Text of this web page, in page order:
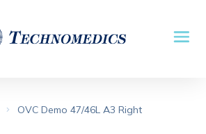
OVC Demo 47/46L A3 Right